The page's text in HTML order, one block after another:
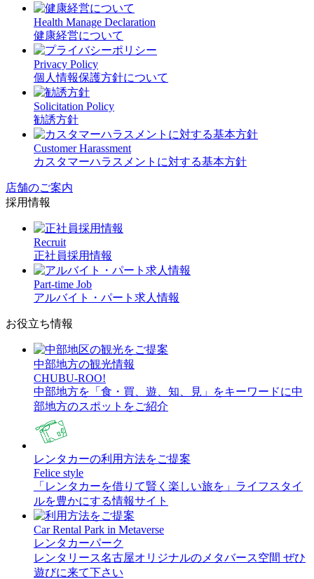
Health Manage Declaration
健康経営について
Privacy Policy
個人情報保護方針について
Solicitation Policy
勧誘方針
Customer Harassment
カスタマーハラスメントに対する基本方針
店舗のご案内
採用情報
Recruit
正社員採用情報
Part-time Job
アルバイト・パート求人情報
お役立ち情報
中部地方の観光情報
CHUBU-ROO!
中部地方を「食・買、遊、知、見」をキーワードに中
部地方のスポットをご紹介
レンタカーの利用方法をご提案
Felice style
「レンタカーを借りて賢く楽しい旅を」ライフスタイ
ルを豊かにする情報サイト
Car Rental Park in Metaverse
レンタカーパーク
レンタリース名古屋オリジナルのメタバース空間 ぜひ
遊びに来て下さい